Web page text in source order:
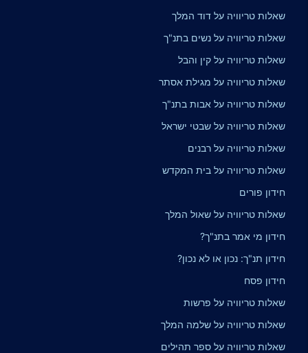
שאלות טריוויה על דוד המלך
שאלות טריוויה על נשים בתנ"ך
שאלות טריוויה על קין והבל
שאלות טריוויה על מגילת אסתר
שאלות טריוויה על אבות בתנ"ך
שאלות טריוויה על שבטי ישראל
שאלות טריוויה על רבנים
שאלות טריוויה על בית המקדש
חידון פורים
שאלות טריוויה על שאול המלך
חידון מי אמר בתנ"ך?
חידון תנ"ך: נכון או לא נכון?
חידון פסח
שאלות טריוויה על פרשות
שאלות טריוויה על שלמה המלך
שאלות טריוויה על ספר תהילים